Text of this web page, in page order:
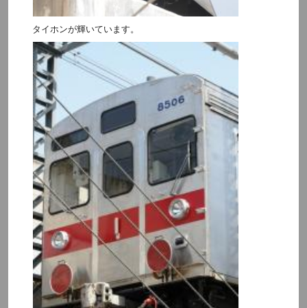
タイホンが輝いています。